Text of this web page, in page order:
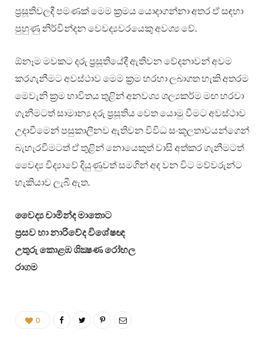
ප්‍රසූතිවලදී පමණක් මෙම ක්‍රමය යොදාගන්නා අතර ඒ සඳහා
පුහුණු නිර්වින්දන වෙවද්‍යවරයෙකු අවශ්‍ය වේ.
ඕනෑම මවකට දරු ප්‍රසූතියේදී ඇතිවන වේදනාවන් අවම
කරගැනීමට අවස්ථාව මෙම ක්‍රම හරහා ලබාගත හැකි අතරම
මෙවැනි ක්‍රම භාවිතය තුළින් අනවශ්‍ය ශල්‍යකර්ම මඟ හරවා
ගැනීමටත් සාමාන්‍ය දරු ප්‍රසූතිය වෙත යොමු වීමට අවස්ථාව
උදාවීමෙන් පසුකාලීනව ඇතිවන විවිධ සංකූලතාවයන්ගෙන්
බැහැරවීමටත් ඒ තුළින් නොයෙකුත් වාසි අත්කර ගැනීමටත්
වෛද්‍ය විද්‍යාවේ දියුණුවත් සමගින් අද වන විට මව්වරුන්ට
හැකියාව ලැබී ඇත.
වෛද්‍ය චාමින්ද මාතොට
ප්‍රසව හා නාරිවේද විශේෂඥ
උතුරු කොළඹ ශික්‍ෂණ රෝහල
රාගම
0